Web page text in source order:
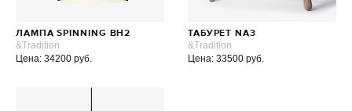
ЛАМПА SPINNING BH2
&Tradition
Цена: 34200 руб.
ТАБУРЕТ NA3
&Tradition
Цена: 33500 руб.